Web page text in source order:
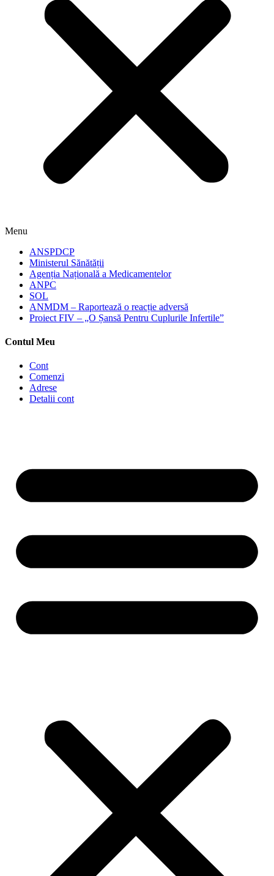
Menu
ANSPDCP
Ministerul Sănătății
Agenția Națională a Medicamentelor
ANPC
SOL
ANMDM – Raportează o reacție adversă
Proiect FIV – „O Șansă Pentru Cuplurile Infertile”
Contul Meu
Cont
Comenzi
Adrese
Detalii cont